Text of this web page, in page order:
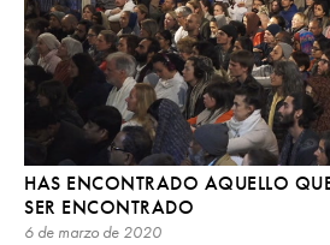
HAS ENCONTRADO AQUELLO
SER ENCONTRADO
6 de marzo de 2020